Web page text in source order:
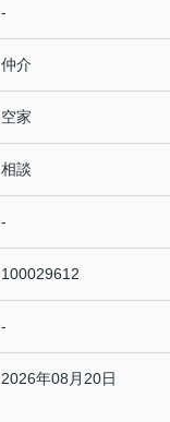
-
仲介
空家
相談
-
100029612
-
2026年08月20日